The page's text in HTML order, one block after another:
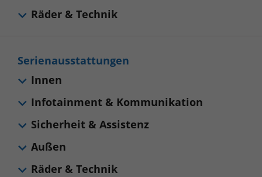
Serienausstattungen
Innen
Infotainment & Kommunikation
Sicherheit & Assistenz
Außen
Räder & Technik
Räder & Technik